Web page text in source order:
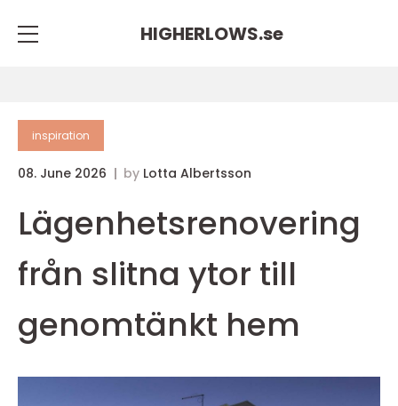
HIGHERLOWS.se
inspiration
08. June 2026 by Lotta Albertsson
Lägenhetsrenovering
från slitna ytor till
genomtänkt hem